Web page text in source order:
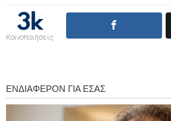
3k
Κοινοποιήσεις